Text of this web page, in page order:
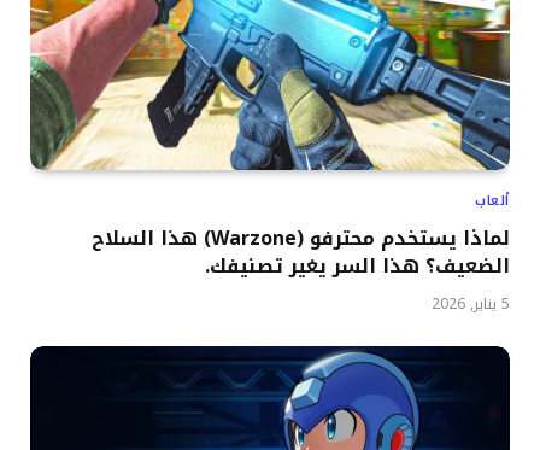
ألعاب
لماذا يستخدم محترفو (Warzone) هذا السلاح
الضعيف؟ هذا السر يغير تصنيفك.
5 يناير, 2026